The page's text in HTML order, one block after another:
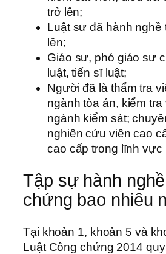
trở lên;
Luật sư đã hành nghề
lên;
Giáo sư, phó giáo sư
luật, tiến sĩ luật;
Người đã là thẩm tra
ngành tòa án, kiểm
ngành kiểm sát;
nghiên cứu viên cao
cao cấp trong lĩnh vực
Tập sự hành
chứng bao nhiêu
Tại khoản 1, khoản 5 và
Luật Công chứng 2014